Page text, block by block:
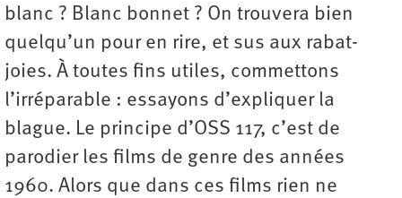
blanc ? Blanc bonnet ? On trouvera bien
quelqu’un pour en rire, et sus aux rabat-
joies. À toutes fins utiles, commettons
l’irréparable : essayons d’expliquer la
blague. Le principe d’OSS 117, c’est de
parodier les films de genre des années
1960. Alors que dans ces films rien ne